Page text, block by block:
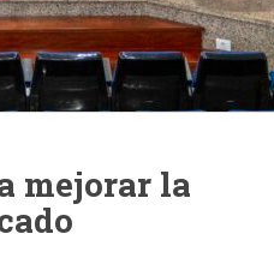
mejorar la